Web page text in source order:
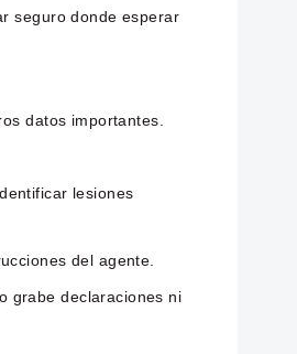
seguro donde esperar
datos importantes.
lesiones
del agente.
grabe declaraciones ni